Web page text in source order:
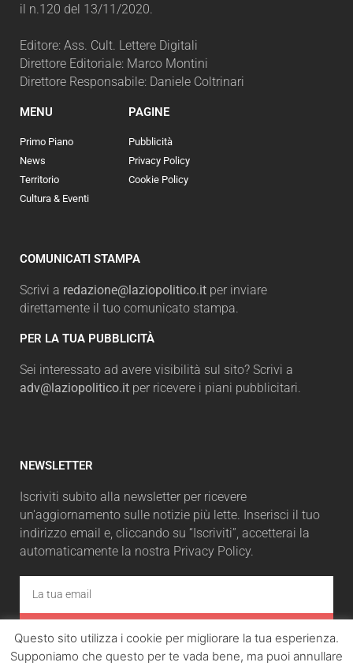
il n.120 del 13/11/2020.
Editore: Ass. Cult. Lettere Digitali
Direttore Editoriale: Marco Montini
Direttore Responsabile: Daniele Coltrinari
MENU
Primo Piano
News
Territorio
Cultura & Eventi
PAGINE
Pubblicità
Privacy Policy
Cookie Policy
COMUNICATI STAMPA
Scrivi a redazione@laziopolitico.it per inviare
direttamente il tuo comunicato stampa.
PER LA TUA PUBBLICITÀ
Sei interessato ad avere visibilità sul sito? Scrivi a
adv@laziopolitico.it per ricevere i piani pubblicitari.
NEWSLETTER
Iscriviti subito alla newsletter per ricevere
un'aggiornamento sulle notizie più lette. Inserisci il tuo
indirizzo email e, cliccando su “Iscriviti”, accetterai la
automaticamente la nostra Privacy Policy.
ISCRIVITI
Questo sito utilizza i cookie per migliorare la tua esperienza.
Supponiamo che questo per te vada bene, ma puoi annullare